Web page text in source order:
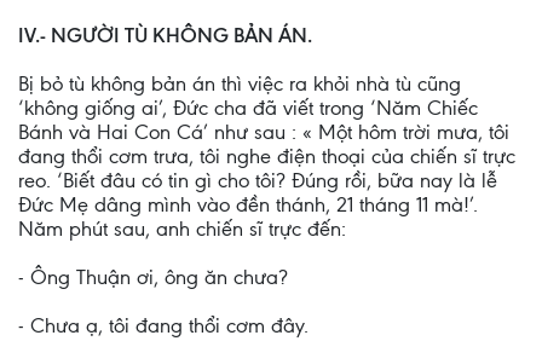
IV.- NGƯỜI TÙ KHÔNG BẢN ÁN.
Bị bỏ tù không bản án thì việc ra khỏi nhà tù cũng
‘không giống ai’, Ðức cha đã viết trong ‘Năm Chiếc
Bánh và Hai Con Cá’ như sau : « Một hôm trời mưa, tôi
đang thổi cơm trưa, tôi nghe điện thoại của chiến sĩ trực
reo. ‘Biết đâu có tin gì cho tôi? Ðúng rồi, bữa nay là lễ
Ðức Mẹ dâng mình vào đền thánh, 21 tháng 11 mà!’.
Năm phút sau, anh chiến sĩ trực đến:
- Ông Thuận ơi, ông ăn chưa?
- Chưa ạ, tôi đang thổi cơm đây.